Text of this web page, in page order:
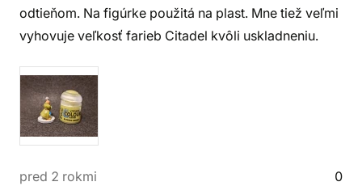
odtieňom. Na figúrke použitá na plast. Mne tiež veľmi
vyhovuje veľkosť farieb Citadel kvôli uskladneniu.
pred 2 rokmi 0